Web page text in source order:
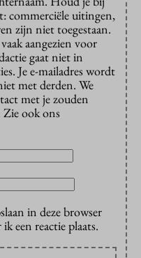
commerciële uitingen,
zijn niet toegestaan.
aangezien voor
gaat niet in
Je e-mailadres wordt
met derden. We
met je zouden
Zie ook ons
in deze browser
een reactie plaats.